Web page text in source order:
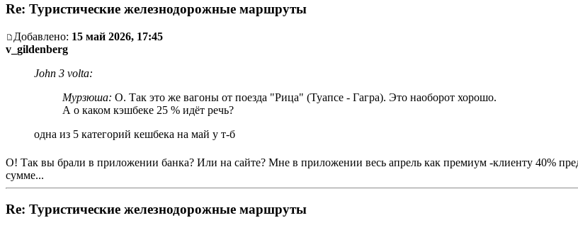
Re: Туристические железнодорожные маршруты
Добавлено: 15 май 2026, 17:45
v_gildenberg
John 3 volta:
Мурзюша: О. Так это же вагоны от поезда "Рица" (Туапсе - Гагра). Это наоборот хорошо.
А о каком кэшбеке 25 % идёт речь?
одна из 5 категорий кешбека на май у т-б
О! Так вы брали в приложении банка? Или на сайте? Мне в приложении весь апрель как премиум -клиенту 40%
сумме...
Re: Туристические железнодорожные маршруты